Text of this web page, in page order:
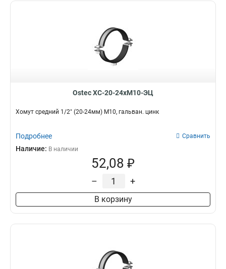
Ostec ХС-20-24хМ10-ЭЦ
Хомут средний 1/2" (20-24мм) М10, гальван. цинк
Подробнее Сравнить
Наличие: В наличии
52,08 ₽
– +
В корзину